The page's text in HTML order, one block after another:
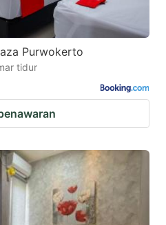
Purwokerto
tidur